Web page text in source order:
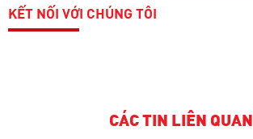
KẾT NỐI VỚI CHÚNG TÔI
CÁC TIN LIÊN QUAN